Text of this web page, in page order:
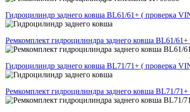
Гидроцилиндр заднего ковша BL61/61+ ( проверка
Ремкомплект гидроцилиндра заднего ковша BL61/
Гидроцилиндр заднего ковша BL71/71+ ( проверка
Ремкомплект гидроцилиндра заднего ковша BL71/